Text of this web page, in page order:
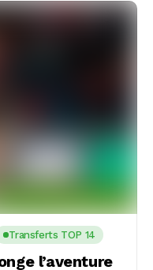
Transferts TOP 14
l’aventure